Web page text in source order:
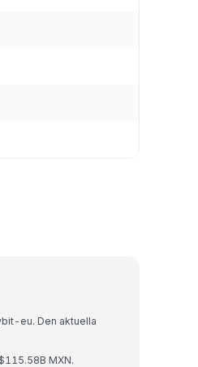
eu. Den aktuella
MXN.